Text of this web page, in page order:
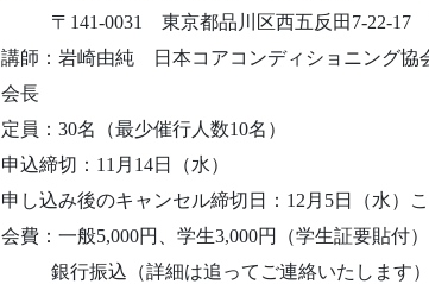
〒 141-0031 東京都品川区西五反田 7-22-17
講師：岩崎由純 日本コアコンディショニング協
会長
定員： 30名（最少催行人数10名）
申込締切： 11 月 14日（水）
申し込み後のキャンセル締切日： 12 月 5日（水）
会費：一般5,000円、学生3,000円（学生証要貼付）
銀行振込（詳細は追ってご連絡いたします）